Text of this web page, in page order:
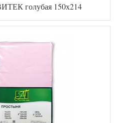
голубая 150х214